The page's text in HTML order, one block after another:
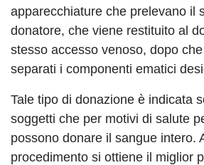
apparecchiature che prelevano il
donatore, che viene restituito al
stesso accesso venoso, dopo
separati i componenti ematici
Tale tipo di donazione è indicata
soggetti che per motivi di salute
possono donare il sangue intero.
procedimento si ottiene il miglior